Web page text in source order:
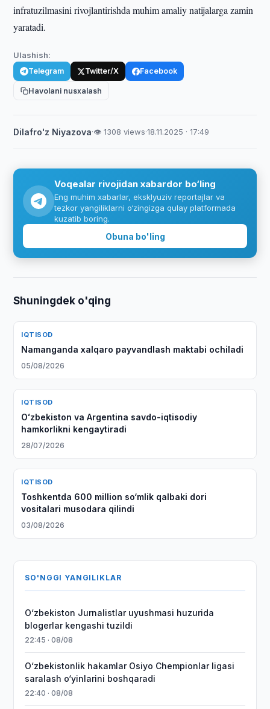
infratuzilmasini rivojlantirishda muhim amaliy natijalarga zamin
yaratadi.
Ulashish:
Telegram Twitter/X Facebook
Havolani nusxalash
Dilafro'z Niyazova·👁 1308 views·18.11.2025 · 17:49
Voqealar rivojidan xabardor bo‘ling
Eng muhim xabarlar, eksklyuziv reportajlar va
tezkor yangiliklarni o‘zingizga qulay platformada
kuzatib boring.
Obuna bo'ling
Shuningdek o'qing
IQTISOD
Namanganda xalqaro payvandlash maktabi ochiladi
05/08/2026
IQTISOD
Oʻzbekiston va Argentina savdo-iqtisodiy
hamkorlikni kengaytiradi
28/07/2026
IQTISOD
Toshkentda 600 million so‘mlik qalbaki dori
vositalari musodara qilindi
03/08/2026
SO'NGGI YANGILIKLAR
O‘zbekiston Jurnalistlar uyushmasi huzurida
blogerlar kengashi tuzildi
22:45 · 08/08
O‘zbekistonlik hakamlar Osiyo Chempionlar ligasi
saralash o‘yinlarini boshqaradi
22:40 · 08/08